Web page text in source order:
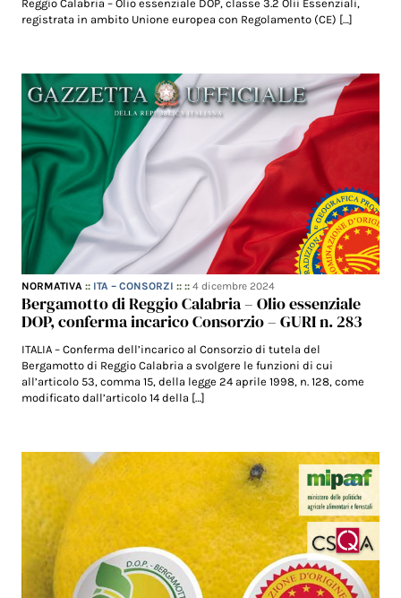
Reggio Calabria – Olio essenziale DOP, classe 3.2 Olii Essenziali,
registrata in ambito Unione europea con Regolamento (CE) […]
NORMATIVA :: ITA – CONSORZI :: ::4 dicembre 2024
Bergamotto di Reggio Calabria – Olio essenziale
DOP, conferma incarico Consorzio – GURI n. 283
ITALIA – Conferma dell’incarico al Consorzio di tutela del
Bergamotto di Reggio Calabria a svolgere le funzioni di cui
all’articolo 53, comma 15, della legge 24 aprile 1998, n. 128, come
modificato dall’articolo 14 della […]